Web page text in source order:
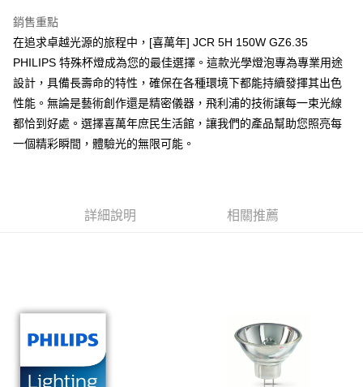
銷售重點
在追求卓越光源的旅程中，[喜萬年] JCR 5H 150W GZ6.35
PHILIPS 特殊杯燈成為您的最佳選擇。這款光學燈泡專為專業用途
設計，具備長壽命的特性，確保在各種環境下都能持續發揮其出色
性能。無論是藝術創作還是精密儀器，飛利浦的技術讓每一束光線
都恰到好處。選擇喜萬年庶民生活館，讓我們的產品幫助您照亮每
一個精彩瞬間，體驗光的無限可能。
詳細說明 相關推薦